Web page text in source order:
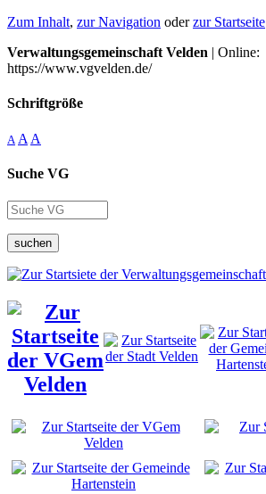
Zum Inhalt, zur Navigation oderzur Startseite
Verwaltungsgemeinschaft Velden | Online:
https://www.vgvelden.de/
Schriftgröße
A A A
Suche VG
suchen